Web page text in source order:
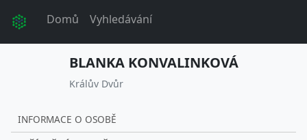
Domů Vyhledávání
BLANKA KONVALINKOVÁ
Králův Dvůr
INFORMACE O OSOBĚ